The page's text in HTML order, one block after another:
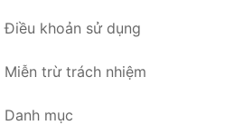
Điều khoản sử dụng
Miễn trừ trách nhiệm
Danh mục